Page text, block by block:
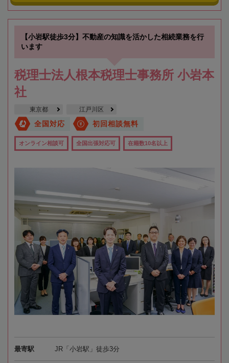
【小岩駅徒歩3分】不動産の知識を活かした相続業務を行
います
税理士法人根本税理士事務所 小岩本
社
東京都 江戸川区
全国対応 初回相談無料
オンライン相談可 全国出張対応可 在籍数10名以上
最寄駅 JR「小岩駅」徒歩3分